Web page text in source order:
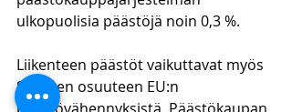
ulkopuolisia päästöjä noin 0,3 %.
Liikenteen päästöt vaikuttavat myös
Suomen osuuteen EU:n